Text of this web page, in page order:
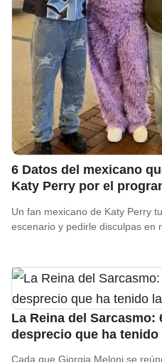
6 Datos del mexicano
Katy Perry por el
Un fan mexicano de Katy Perry
escenario y pedirle disculpas en
La Reina del Sarcasmo:
desprecio que ha tenido
Cada que Giorgia Meloni se